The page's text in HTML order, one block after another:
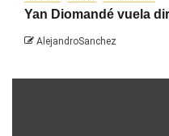
Yan Diomandé vuela
AlejandroSanchez